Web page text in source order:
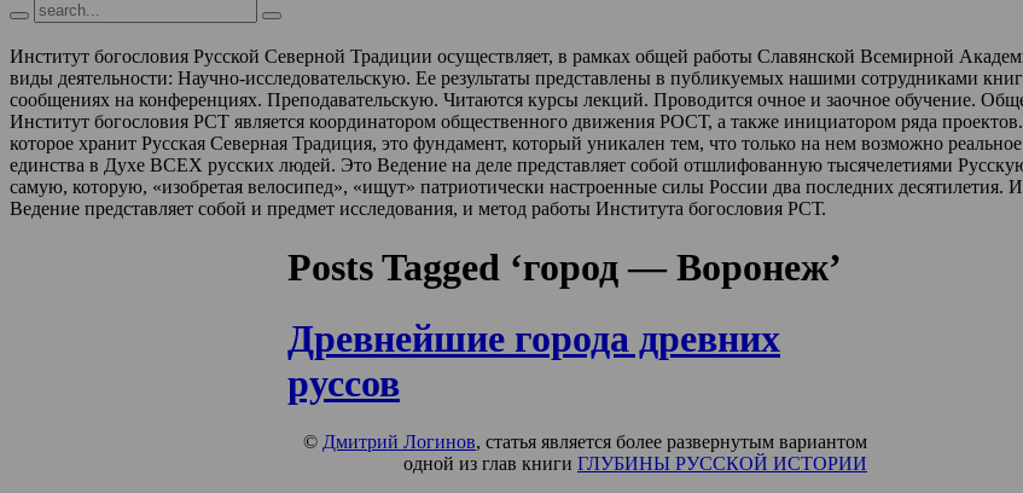
Институт богословия Русской Северной Традиции осуществляет, в рамках общей работы Славянской Всемирной
виды деятельности: Научно-исследовательскую. Ее результаты представлены в публикуемых нашими сотрудниками
сообщениях на конференциях. Преподавательскую. Читаются курсы лекций. Проводится очное и заочное обучение.
Институт богословия РСТ является координатором общественного движения РОСТ, а также инициатором ряда проектов.
которое хранит Русская Северная Традиция, это фундамент, который уникален тем, что только на нем возможно
единства в Духе ВСЕХ русских людей. Это Ведение на деле представляет собой отшлифованную тысячелетиями
самую, которую, «изобретая велосипед», «ищут» патриотически настроенные силы России два последних десятилетия.
Ведение представляет собой и предмет исследования, и метод работы Института богословия РСТ.
Posts Tagged ‘город — Воронеж’
Древнейшие города древних
руссов
© Дмитрий Логинов, статья является более развернутым вариантом
одной из глав книги ГЛУБИНЫ РУССКОЙ ИСТОРИИ